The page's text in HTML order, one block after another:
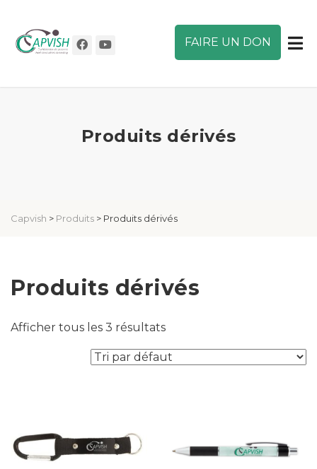
FAIRE UN DON
Produits dérivés
Capvish > Produits > Produits dérivés
Produits dérivés
Afficher tous les 3 résultats